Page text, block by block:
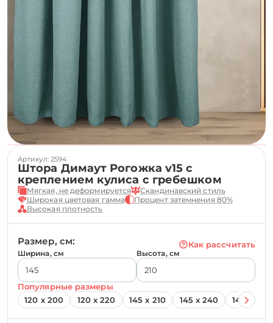
Артикул: 2594
Штора Димаут Рогожка v15 с
креплением кулиса с гребешком
Мягкая, не деформируется
Скандинавский стиль
Широкая цветовая гамма
Процент затемнения 80%
Высокая плотность
Размер, см: Как рассчитать
Ширина, см Высота, см
Популярные размеры
120 х 200
120 х 220 145 х 210 145 х 240 145 х 260